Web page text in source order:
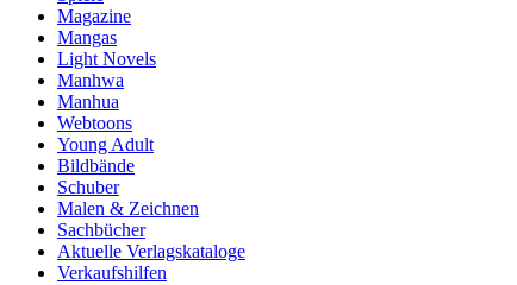
Magazine
Mangas
Light Novels
Manhwa
Manhua
Webtoons
Young Adult
Bildbände
Schuber
Malen & Zeichnen
Sachbücher
Aktuelle Verlagskataloge
Verkaufshilfen